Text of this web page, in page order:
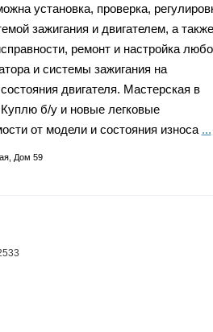
установка, проверка,
зажигания и двигателем, а также
ремонт и настройка
и системы зажигания на
двигателя. Мастерская в
б/у и новые легковые
от модели и состояния износа ...
Дом 59